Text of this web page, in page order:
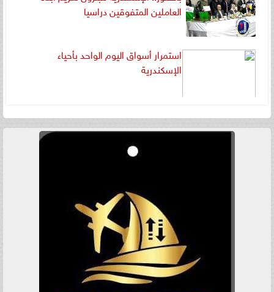
العاملين المتفوقين دراسيا
استمرار أسواق اليوم الواحد بأحياء
الإسكندرية